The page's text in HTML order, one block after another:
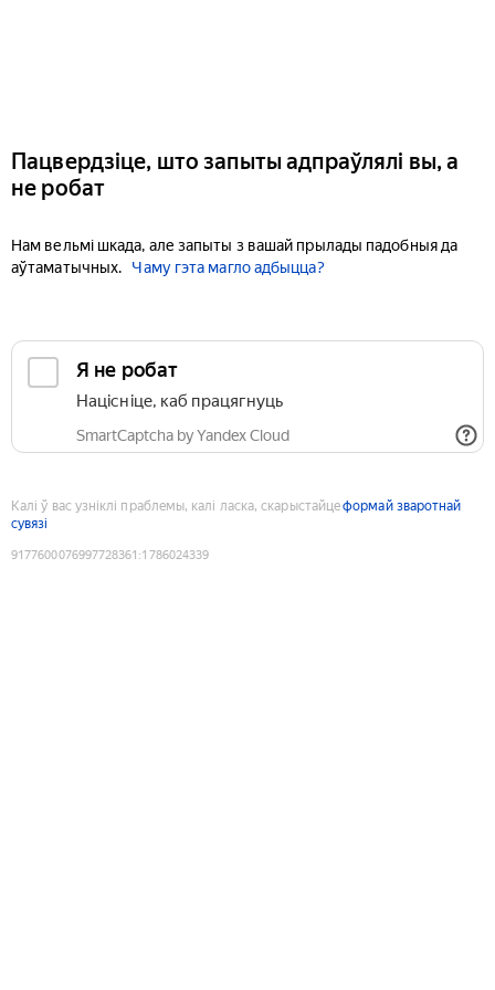
Пацвердзіце, што запыты адпраўлялі вы, а
не робат
Нам вельмі шкада, але запыты з вашай прылады падобныя да
аўтаматычных.
Чаму гэта магло адбыцца?
Я не робат
Націсніце, каб працягнуць
SmartCaptcha by Yandex Cloud
Калі ў вас узніклі праблемы, калі ласка, скарыстайцеформай зваротнай
сувязі
9177600076997728361 :1786024339